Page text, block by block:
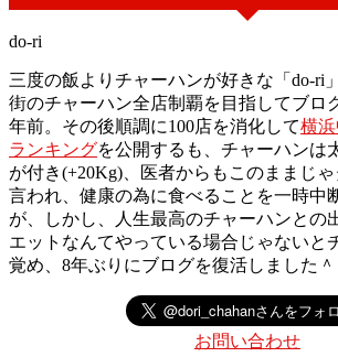
do-ri
三度の飯よりチャーハンが好きな「do-ri
街のチャーハン全店制覇を目指してブロ
年前。その後順調に100店を消化して横
ランキングを公開するも、チャーハンは
が付き(+20Kg)、医者からもこのままじゃ
言われ、健康の為に食べることを一時中
が、しかし、人生最高のチャーハンとの
エットなんてやっている場合じゃないと
覚め、8年ぶりにブログを復活しました＾
お問い合わせ